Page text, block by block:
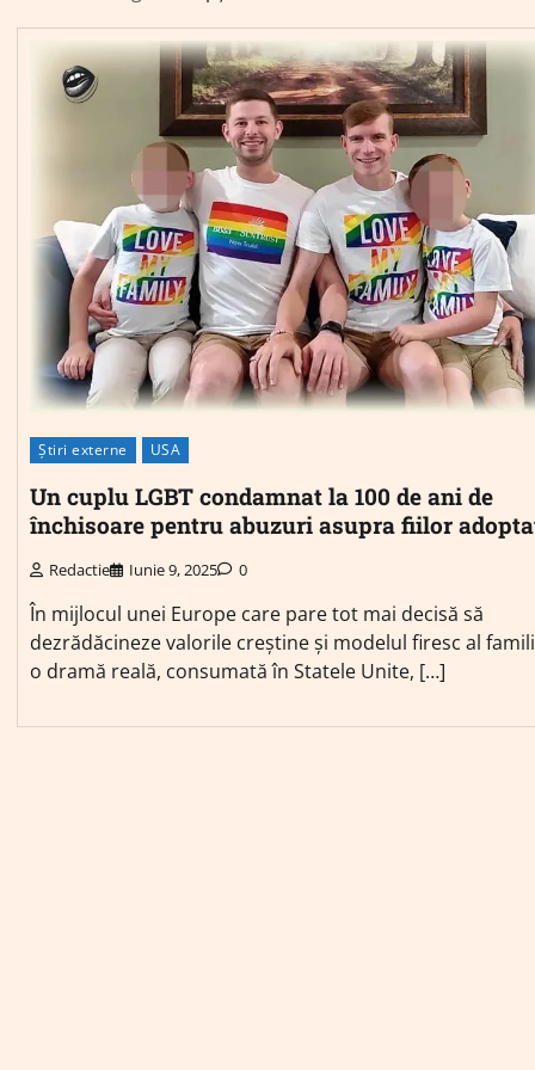
Știri externe USA
Un cuplu LGBT condamnat la 100 de ani de
închisoare pentru abuzuri asupra fiilor
Redactie Iunie 9, 2025 0
În mijlocul unei Europe care pare tot mai decisă să
dezrădăcineze valorile creștine și modelul firesc al
o dramă reală, consumată în Statele Unite, […]